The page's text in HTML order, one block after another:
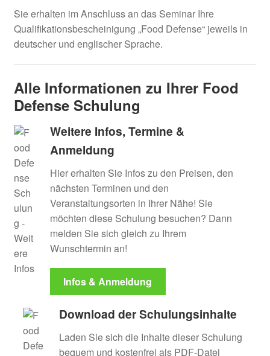
Sie erhalten im Anschluss an das Seminar Ihre
Qualifikationsbescheinigung „Food Defense“ jeweils in
deutscher und englischer Sprache.
Alle Informationen zu Ihrer Food
Defense Schulung
Weitere Infos, Termine &
Anmeldung
Hier erhalten Sie Infos zu den Preisen, den
nächsten Terminen und den
Veranstaltungsorten in Ihrer Nähe! Sie
möchten diese Schulung besuchen? Dann
melden Sie sich gleich zu Ihrem
Wunschtermin an!
Infos & Anmeldung
Download der Schulungsinhalte
Laden Sie sich die Inhalte dieser Schulung
bequem und kostenfrei als PDF-Datei